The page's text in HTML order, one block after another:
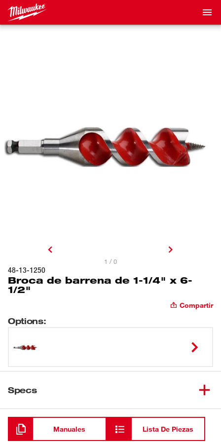
1 / 0
48-13-1250
Broca de barrena de 1-1/4" x 6-
1/2"
Compartir
Options:
Specs
Cargando
Manuales Lista De Piezas